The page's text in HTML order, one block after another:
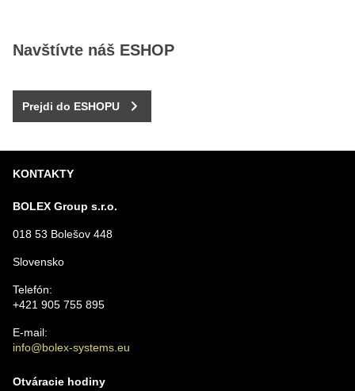
Navštívte náš ESHOP
Prejdi do ESHOPU
KONTAKTY
BOLEX Group s.r.o.
018 53 Bolešov 448
Slovensko
Telefón:
+421 905 755 895
E-mail:
info@bolex-systems.eu
Otváracie hodiny